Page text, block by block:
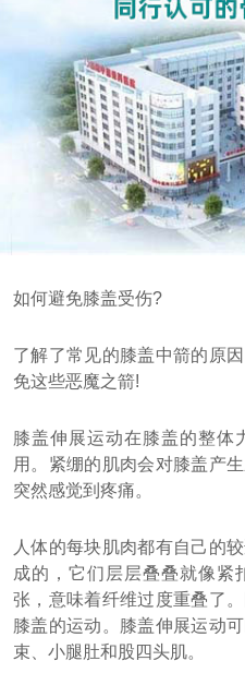
如何避免膝盖受伤?
了解了常见的膝盖中箭的原
免这些恶魔之箭!
膝盖伸展运动在膝盖的整体
用。紧绷的肌肉会对膝盖产
突然感觉到疼痛。
人体的每块肌肉都有自己的
成的，它们层层叠叠就像紧
张，意味着纤维过度重叠了
膝盖的运动。膝盖伸展运动
束、小腿肚和股四头肌。